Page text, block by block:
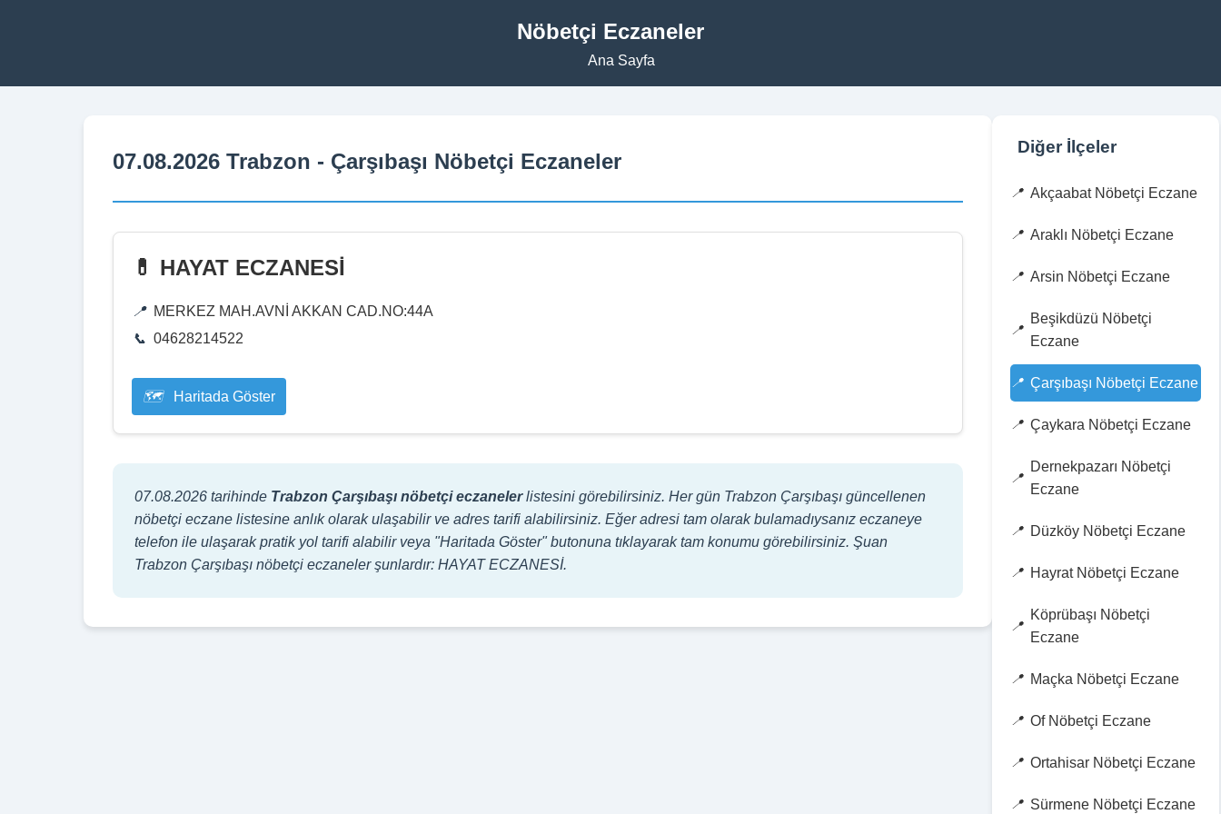
Nöbetçi Eczaneler
Ana Sayfa
07.08.2026 Trabzon - Çarşıbaşı Nöbetçi Eczaneler
💊 HAYAT ECZANESİ
MERKEZ MAH.AVNİ AKKAN CAD.NO:44A
04628214522
Haritada Göster
07.08.2026 tarihinde Trabzon Çarşıbaşı nöbetçi eczanelerlistesini görebilirsiniz. Her gün Trabzon Çarşıbaşı güncellenen
nöbetçi eczane listesine anlık olarak ulaşabilir ve adres tarifi alabilirsiniz. Eğer adresi tam olarak bulamadıysanız eczaneye
telefon ile ulaşarak pratik yol tarifi alabilir veya "Haritada Göster" butonuna tıklayarak tam konumu görebilirsiniz. Şuan
Trabzon Çarşıbaşı nöbetçi eczaneler şunlardır: HAYAT ECZANESİ.
Diğer İlçeler
Akçaabat Nöbetçi Eczane
Araklı Nöbetçi Eczane
Arsin Nöbetçi Eczane
Beşikdüzü Nöbetçi
Eczane
Çarşıbaşı Nöbetçi Eczane
Çaykara Nöbetçi Eczane
Dernekpazarı Nöbetçi
Eczane
Düzköy Nöbetçi Eczane
Hayrat Nöbetçi Eczane
Köprübaşı Nöbetçi
Eczane
Maçka Nöbetçi Eczane
Of Nöbetçi Eczane
Ortahisar Nöbetçi Eczane
Sürmene Nöbetçi Eczane